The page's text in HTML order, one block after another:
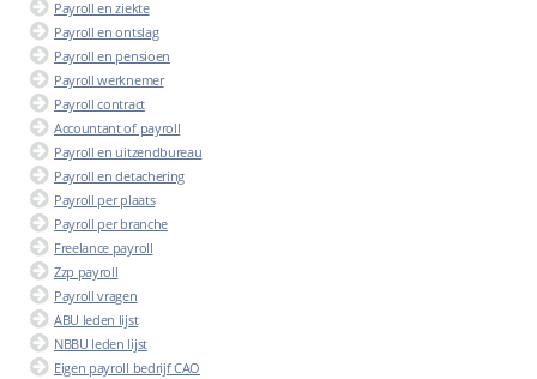
Payroll en ziekte
Payroll en ontslag
Payroll en pensioen
Payroll werknemer
Payroll contract
Accountant of payroll
Payroll en uitzendbureau
Payroll en detachering
Payroll per plaats
Payroll per branche
Freelance payroll
Zzp payroll
Payroll vragen
ABU leden lijst
NBBU leden lijst
Eigen payroll bedrijf CAO